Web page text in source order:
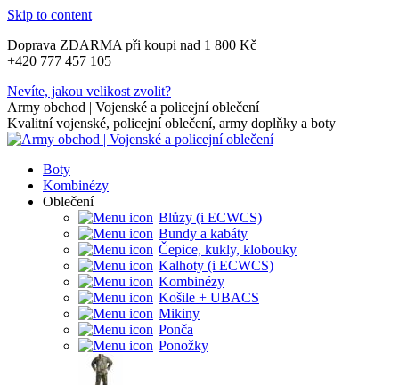
Skip to content
Doprava ZDARMA při koupi nad 1 800 Kč
+420 777 457 105
Nevíte, jakou velikost zvolit?
Army obchod | Vojenské a policejní oblečení
Kvalitní vojenské, policejní oblečení, army doplňky a boty
Boty
Kombinézy
Oblečení
Blůzy (i ECWCS)
Bundy a kabáty
Čepice, kukly, klobouky
Kalhoty (i ECWCS)
Kombinézy
Košile + UBACS
Mikiny
Ponča
Ponožky